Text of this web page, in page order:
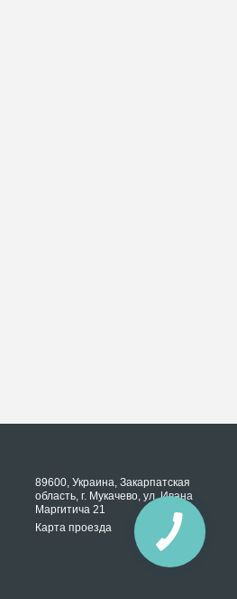
89600, Украина, Закарпатская
область, г. Мукачево, ул. Ивана
Маргитича 21
Карта проезда